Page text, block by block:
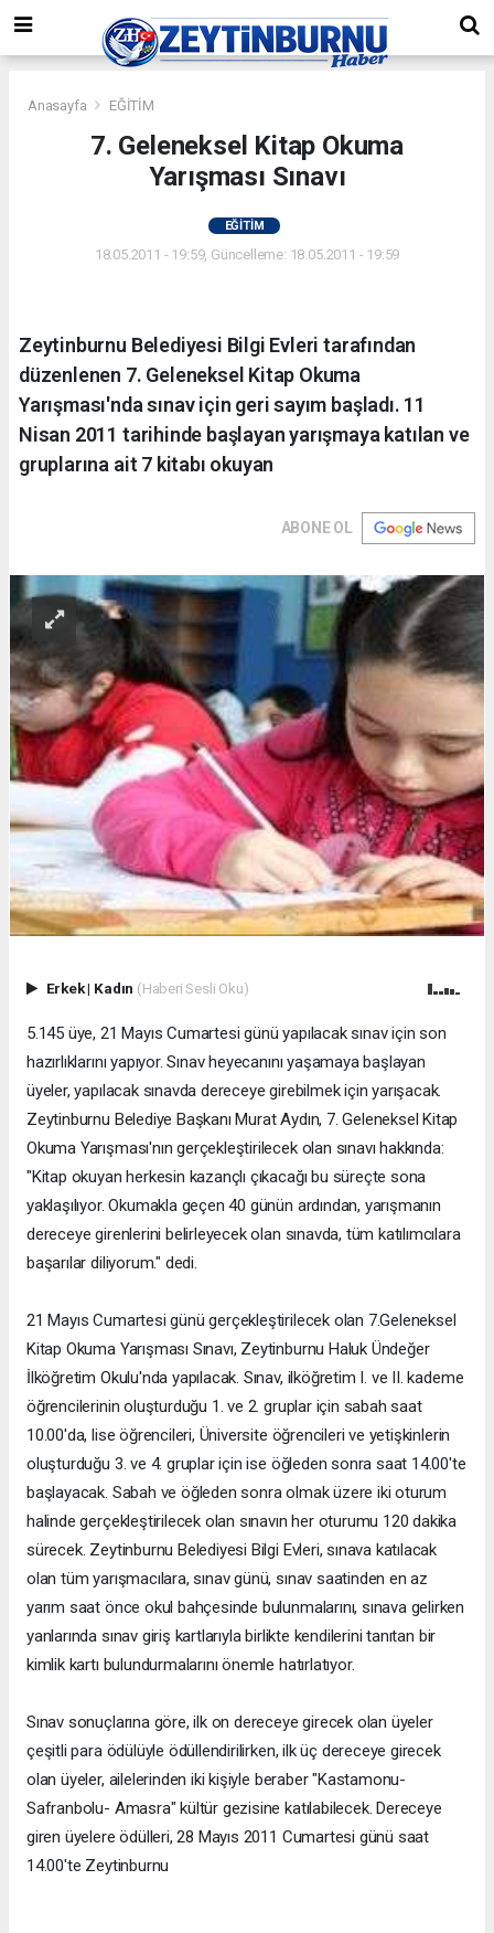
Anasayfa EĞİTİM
7. Geleneksel Kitap Okuma
Yarışması Sınavı
EĞİTİM
18.05.2011 - 19:59, Güncelleme: 18.05.2011 - 19:59
Zeytinburnu Belediyesi Bilgi Evleri tarafından
düzenlenen 7. Geleneksel Kitap Okuma
Yarışması'nda sınav için geri sayım başladı. 11
Nisan 2011 tarihinde başlayan yarışmaya katılan ve
gruplarına ait 7 kitabı okuyan
ABONE OL
Erkek| Kadın (Haberi Sesli Oku)
5.145 üye, 21 Mayıs Cumartesi günü yapılacak sınav için son
hazırlıklarını yapıyor. Sınav heyecanını yaşamaya başlayan
üyeler, yapılacak sınavda dereceye girebilmek için yarışacak.
Zeytinburnu Belediye Başkanı Murat Aydın, 7. Geleneksel Kitap
Okuma Yarışması'nın gerçekleştirilecek olan sınavı hakkında:
"Kitap okuyan herkesin kazançlı çıkacağı bu süreçte sona
yaklaşılıyor. Okumakla geçen 40 günün ardından, yarışmanın
dereceye girenlerini belirleyecek olan sınavda, tüm katılımcılara
başarılar diliyorum." dedi.
21 Mayıs Cumartesi günü gerçekleştirilecek olan 7.Geleneksel
Kitap Okuma Yarışması Sınavı, Zeytinburnu Haluk Ündeğer
İlköğretim Okulu'nda yapılacak. Sınav, ilköğretim I. ve II. kademe
öğrencilerinin oluşturduğu 1. ve 2. gruplar için sabah saat
10.00'da, lise öğrencileri, Üniversite öğrencileri ve yetişkinlerin
oluşturduğu 3. ve 4. gruplar için ise öğleden sonra saat 14.00'te
başlayacak. Sabah ve öğleden sonra olmak üzere iki oturum
halinde gerçekleştirilecek olan sınavın her oturumu 120 dakika
sürecek. Zeytinburnu Belediyesi Bilgi Evleri, sınava katılacak
olan tüm yarışmacılara, sınav günü, sınav saatinden en az
yarım saat önce okul bahçesinde bulunmalarını, sınava gelirken
yanlarında sınav giriş kartlarıyla birlikte kendilerini tanıtan bir
kimlik kartı bulundurmalarını önemle hatırlatıyor.
Sınav sonuçlarına göre, ilk on dereceye girecek olan üyeler
çeşitli para ödülüyle ödüllendirilirken, ilk üç dereceye girecek
olan üyeler, ailelerinden iki kişiyle beraber "Kastamonu-
Safranbolu- Amasra" kültür gezisine katılabilecek. Dereceye
giren üyelere ödülleri, 28 Mayıs 2011 Cumartesi günü saat
14.00'te Zeytinburnu